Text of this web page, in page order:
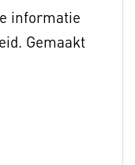
informatie
Gemaakt